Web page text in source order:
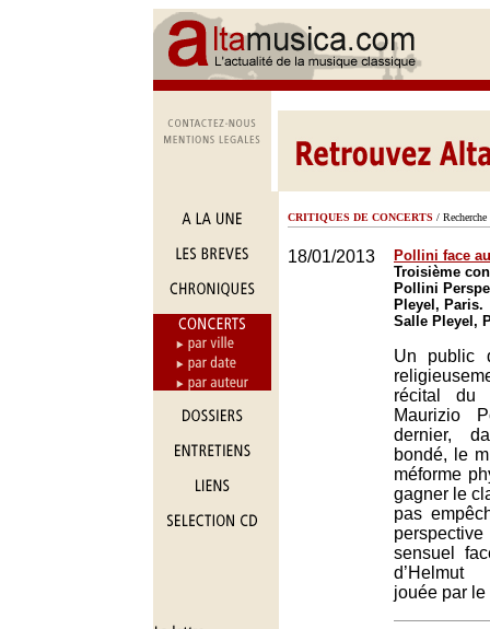
CRITIQUES DE CONCERTS / Recherche
18/01/2013
Pollini face
Troisième
Pollini
Pleyel, Paris.
Salle Pleyel,
Un public
récital du
Maurizio
dernier,
bondé, le
méforme
gagner le
pas
sensuel
jouée par le